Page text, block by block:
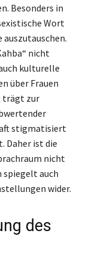
Besonders in
Wort
nicht
kulturelle
über Frauen
trägt zur
stigmatisiert
Daher ist die
nicht
spiegelt auch
wider.
des